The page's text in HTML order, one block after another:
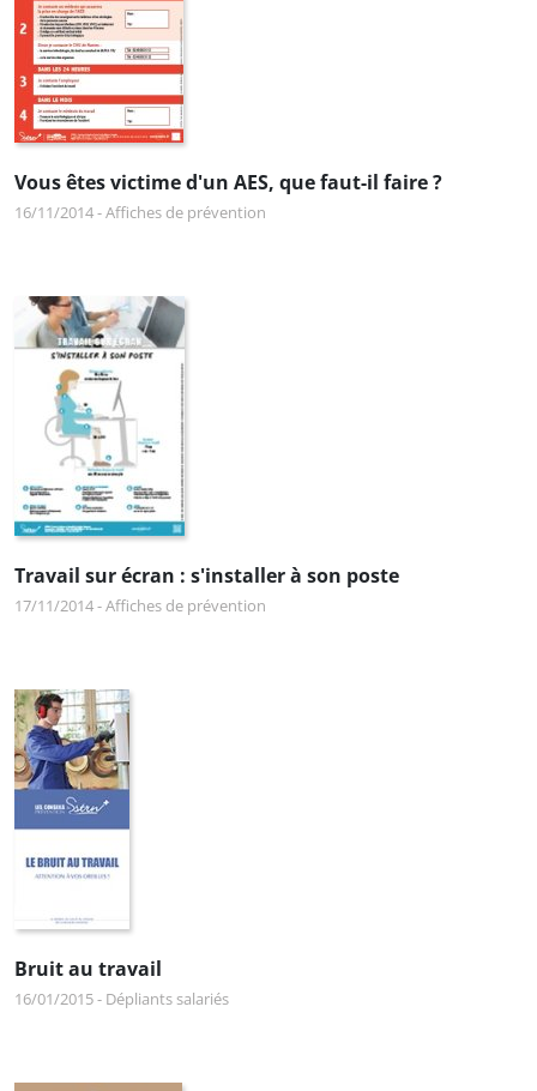
Vous êtes victime d'un AES, que faut-il faire ?
16/11/2014-Affiches de prévention
Travail sur écran : s'installer à son poste
17/11/2014-Affiches de prévention
Bruit au travail
16/01/2015- Dépliants salariés